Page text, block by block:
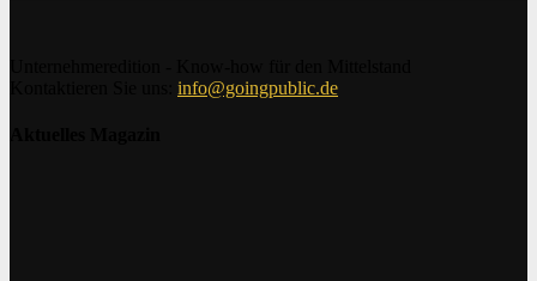
info@goingpublic.de